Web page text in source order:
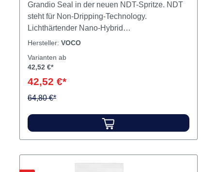
Grandio Seal in der neuen NDT-Spritze. NDT
steht für Non-Dripping-Technology.
Lichthärtender Nano-Hybrid
Fissurenversiegler. Speziell für hochfließfähige
nachlauffreie Applikation. Kein Materialverlust.
45
Hersteller: VOCO
Varianten ab
42,52 €*
42,52 €*
64,80 €*